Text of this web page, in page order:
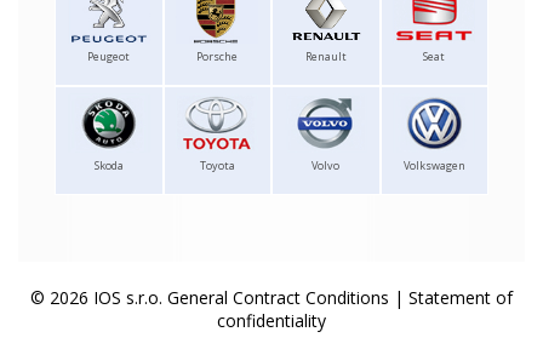
Peugeot Porsche Renault Seat
Skoda Toyota Volvo Volkswagen
© 2026 IOS s.r.o. General Contract Conditions | Statement of
confidentiality